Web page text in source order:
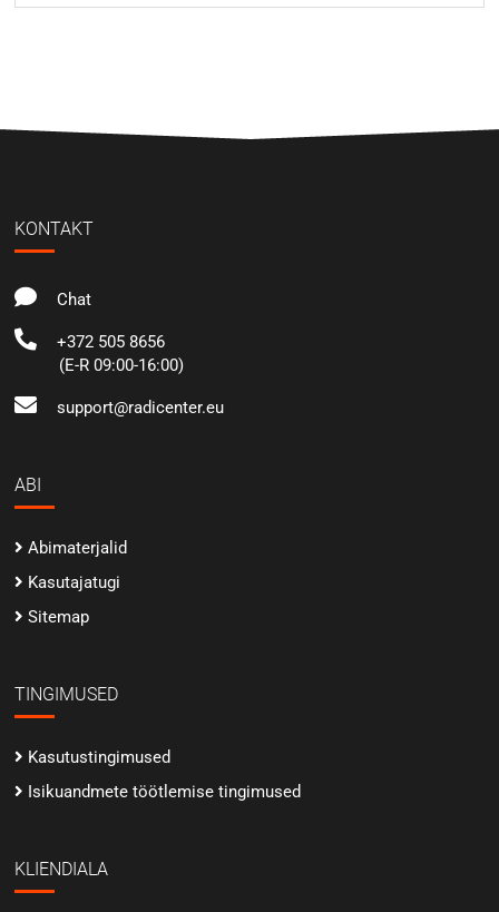
KONTAKT
Chat
+372 505 8656
(E-R 09:00-16:00)
support@radicenter.eu
ABI
Abimaterjalid
Kasutajatugi
Sitemap
TINGIMUSED
Kasutustingimused
Isikuandmete töötlemise tingimused
KLIENDIALA